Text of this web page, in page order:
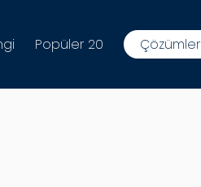
Popüler 20 Çözümler